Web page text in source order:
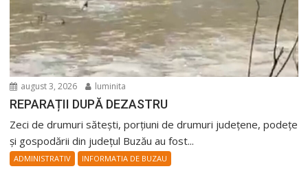
august 3, 2026 luminita
REPARAȚII DUPĂ DEZASTRU
Zeci de drumuri sătești, porțiuni de drumuri județene, podețe
și gospodării din județul Buzău au fost...
ADMINISTRATIV INFORMATIA DE BUZAU